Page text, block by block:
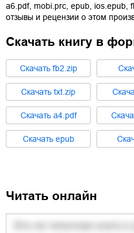
a6.pdf, mobi.prc epub ios.epub
отзывы и рецензии о этом
Скачать книгу в
Cкачать fb2.zip
Cкачать txt.zip
Cкачать a4.pdf
Cкачать epub
Читать онлайн